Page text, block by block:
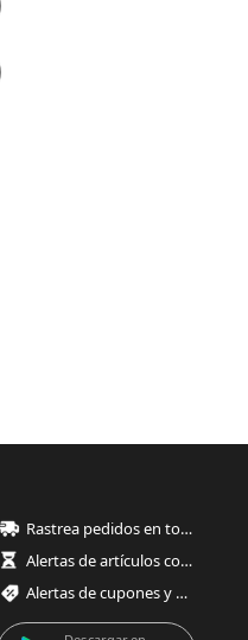
Rastrea pedidos en todo momento
Alertas de artículos con poco stock
Alertas de cupones y ofertas